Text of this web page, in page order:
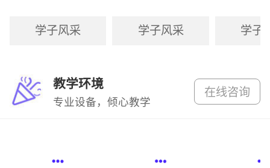
学子风采 学子风采 学子
教学环境
专业设备，倾心教学
在线咨询